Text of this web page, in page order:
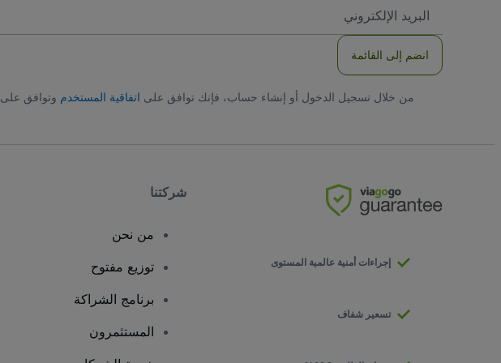
الاكتروني
انضم إلى القائمة
من خلال تسجيل الدخول أو إنشاء حساب، فإنك توافق على اتفاقية المستخدم وتوافق على
إجراءات أمنية عالمية المستوى
تسعير شفاف
شركتنا
من نحن
توزيع مفتوح
برنامج الشراكة
المستثمرون